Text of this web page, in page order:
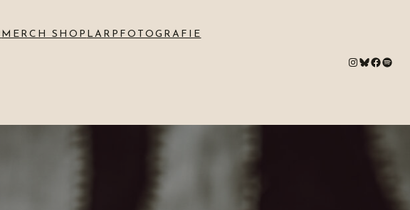
MERCH SHOP LARPFOTOGRAFIE
# Bluesky # Spotify